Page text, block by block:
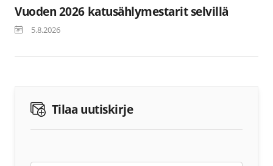
Vuoden 2026 katusählymestarit selvillä
5.8.2026
Tilaa uutiskirje